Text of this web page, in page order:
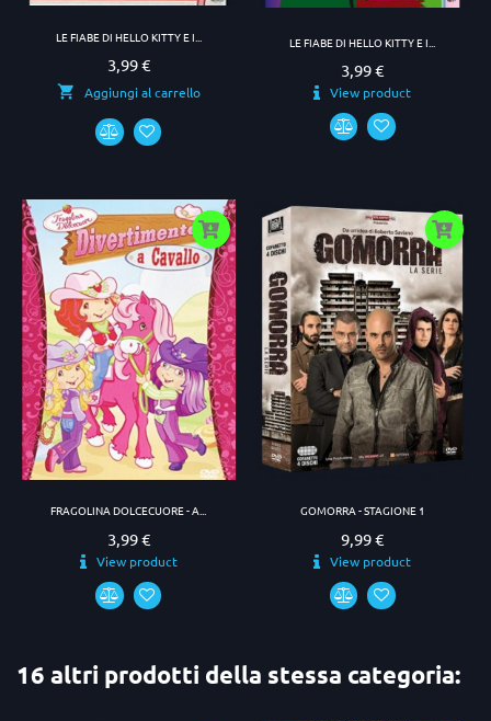
LE FIABE DI HELLO KITTY E I...
Prezzo
3,99 €
Aggiungi al carrello
LE FIABE DI HELLO KITTY E I...
Prezzo
3,99 €
View product
FRAGOLINA DOLCECUORE - A...
Prezzo
3,99 €
View product
GOMORRA - STAGIONE 1
Prezzo
9,99 €
View product
16 altri prodotti della stessa categoria: